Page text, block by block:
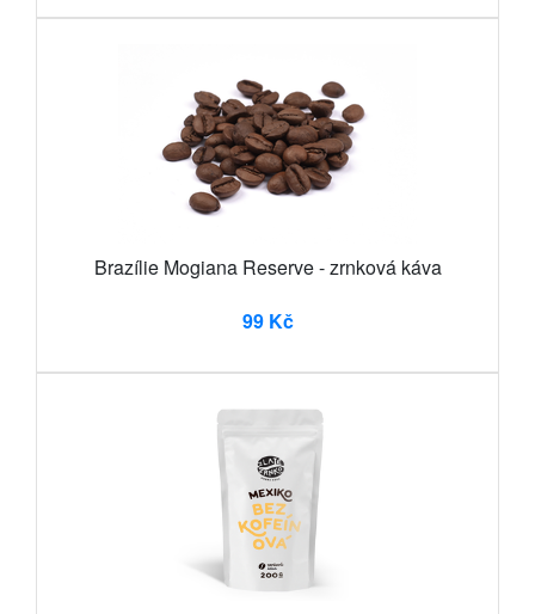
Brazílie Mogiana Reserve - zrnková káva
99 Kč